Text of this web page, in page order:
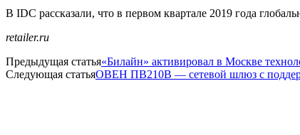
В IDC рассказали, что в первом квартале 2019 года
retailer.ru
Предыдущая статья«Билайн» активировал в Москве
Следующая статьяОВЕН ПВ210В — сетевой шлюз c